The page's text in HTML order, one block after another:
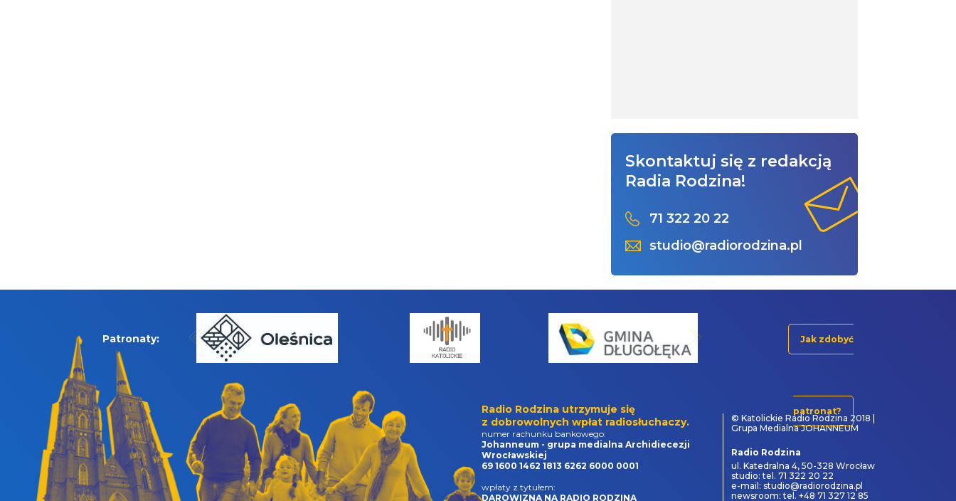
Skontaktuj się z redakcją
Radia Rodzina!
71 322 20 22
studio@radiorodzina.pl
Patronaty: Jak zdobyć
patronat?
Radio Rodzina utrzymuje się
z dobrowolnych wpłat radiosłuchaczy.
numer rachunku bankowego:
Johanneum - grupa medialna Archidiecezji
Wrocławskiej
69 1600 1462 1813 6262 6000 0001
wpłaty z tytułem:
DAROWIZNA NA RADIO RODZINA
© Katolickie Radio Rodzina 2018 |
Grupa Medialna JOHANNEUM
Radio Rodzina
ul. Katedralna 4, 50-328 Wrocław
studio: tel. 71 322 20 22
e-mail: studio@radiorodzina.pl
newsroom: tel. +48 71 327 12 85